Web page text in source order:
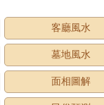
客廳風水
墓地風水
面相圖解